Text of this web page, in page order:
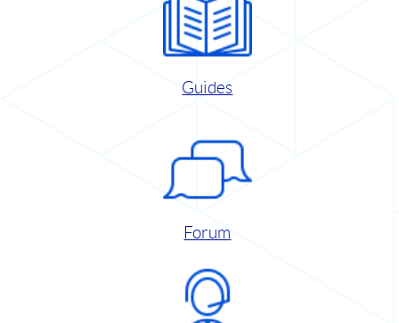
Guides
Forum